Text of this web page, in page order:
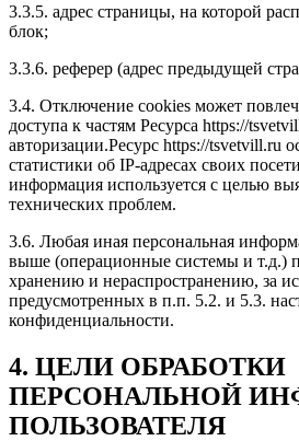
3.3.5. адрес страницы, на которой
блок;
3.3.6. реферер (адрес предыдущей
3.4. Отключение cookies может
доступа к частям Ресурса https://
авторизации.Ресурс https://tsvetvill.ru
статистики об IP-адресах своих
информация используется с целью
технических проблем.
3.6. Любая иная персональная
выше (операционные системы и т.д.)
хранению и нераспространению, за
предусмотренных в п.п. 5.2. и 5.3.
конфиденциальности.
4. ЦЕЛИ ОБРАБОТКИ
ПЕРСОНАЛЬНОЙ
ПОЛЬЗОВАТЕЛЯ